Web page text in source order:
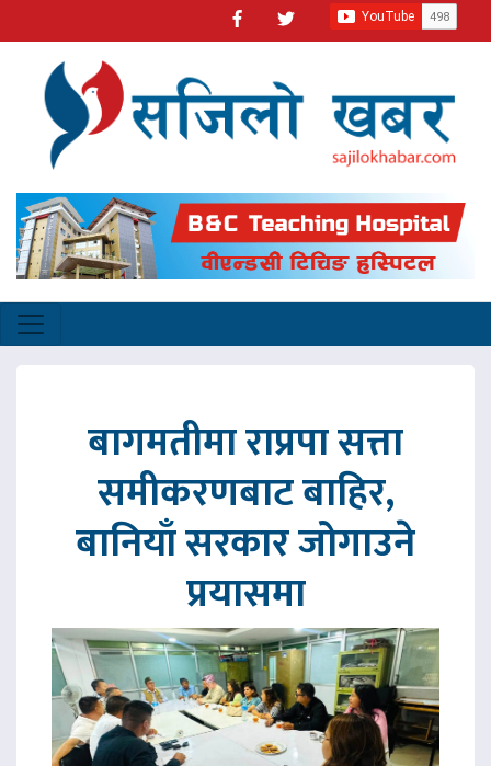
बागमतीमा राप्रपा सत्ता
समीकरणबाट बाहिर,
बानियाँ सरकार जोगाउने
प्रयासमा